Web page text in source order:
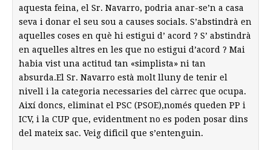
aquesta feina, el Sr. Navarro, podria anar-se’n a casa
seva i donar el seu sou a causes socials. S’abstindrà en
aquelles coses en què hi estigui d’ acord ? S’ abstindrà
en aquelles altres en les que no estigui d’acord ? Mai
habia vist una actitud tan «simplista» ni tan
absurda.El Sr. Navarro està molt lluny de tenir el
nivell i la categoria necessaries del càrrec que ocupa.
Així doncs, eliminat el PSC (PSOE),només queden PP i
ICV, i la CUP que, evidentment no es poden posar dins
del mateix sac. Veig dificil que s’entenguin.